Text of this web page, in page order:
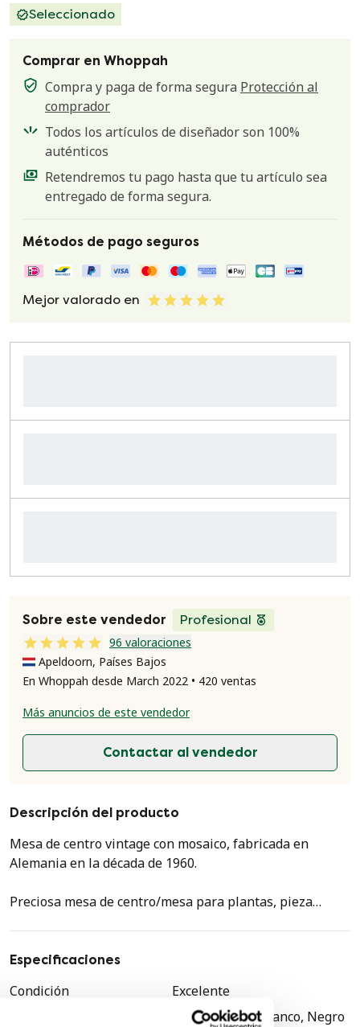
Seleccionado
Comprar en Whoppah
Compra y paga de forma segura Protección al
comprador
Todos los artículos de diseñador son 100%
auténticos
Retendremos tu pago hasta que tu artículo sea
entregado de forma segura.
Métodos de pago seguros
Mejor valorado en
Sobre este vendedor
Profesional
96 valoraciones
Apeldoorn, Países Bajos
En Whoppah desde March 2022 • 420 ventas
Más anuncios de este vendedor
Contactar al vendedor
Descripción del producto
Mesa de centro vintage con mosaico, fabricada en
Alemania en la década de 1960.
Preciosa mesa de centro/mesa para plantas, pieza
largo de toda la mesa.
La superficie presenta un mosaico incrustado con un
hermoso diseño. Veta blanca. Piedra negra alternada
Especificaciones
Condición
Excelente
Marrón, Rosa, Blanco, Negro